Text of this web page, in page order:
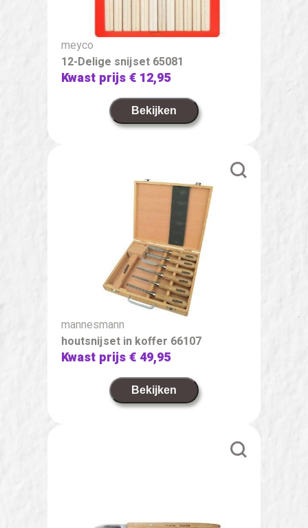
meyco
12-Delige snijset 65081
Kwast prijs€ 12,95
Bekijken
mannesmann
houtsnijset in koffer 66107
Kwast prijs€ 49,95
Bekijken